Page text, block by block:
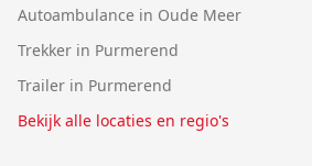
Autoambulance in Oude Meer
Trekker in Purmerend
Trailer in Purmerend
Bekijk alle locaties en regio's